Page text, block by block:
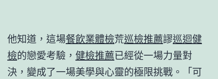
他知道，這場餐飲業體檢荒巡檢推薦謬巡迴健
檢的戀愛考驗， 健檢推薦已經從一場力量對
決，變成了一場美學與心靈的極限挑戰。「可